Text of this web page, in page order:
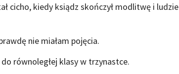
cicho, kiedy ksiądz skończył modlitwę i ludzie
nie miałam pojęcia.
równoległej klasy w trzynastce.